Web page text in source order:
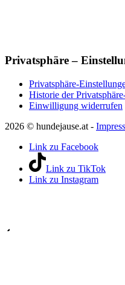
Privatsphäre –
Privatsphäre-
Historie der
Einwilligung widerrufen
2026 © hundejause.at -
Link zu Facebook
Link zu TikTok
Link zu Instagram